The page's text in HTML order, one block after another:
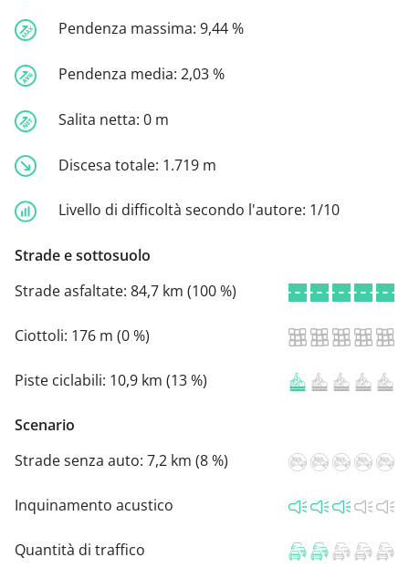
Pendenza massima: 9,44 %
Pendenza media: 2,03 %
Salita netta: 0 m
Discesa totale: 1.719 m
Livello di difficoltà secondo l'autore: 1/10
Strade e sottosuolo
Strade asfaltate: 84,7 km (100 %)
Ciottoli: 176 m (0 %)
Piste ciclabili: 10,9 km (13 %)
Scenario
Strade senza auto: 7,2 km (8 %)
Inquinamento acustico
Quantità di traffico